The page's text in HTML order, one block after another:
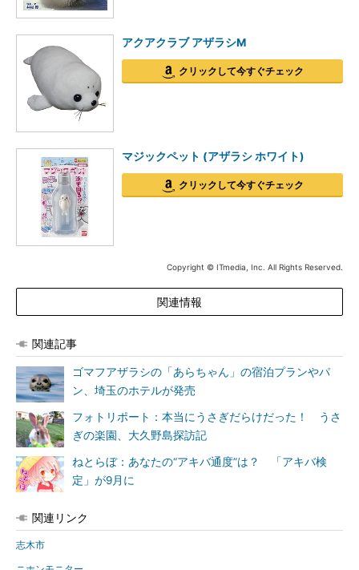
アクアクラブ アザラシM
クリックして今すぐチェック
マジックペット (アザラシ ホワイト)
クリックして今すぐチェック
Copyright © ITmedia, Inc. All Rights Reserved.
関連情報
関連記事
ゴマフアザラシの「あらちゃん」の宿泊プランやパ
ン、埼玉のホテルが発売
フォトリポート：本当にうさぎだらけだった！ うさ
ぎの楽園、大久野島探訪記
ねとらぼ：あなたの“アキバ通度”は？ 「アキバ検
定」が9月に
関連リンク
志木市